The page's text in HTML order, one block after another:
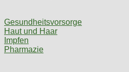
Gesundheitsvorsorge
Haut und Haar
Impfen
Pharmazie